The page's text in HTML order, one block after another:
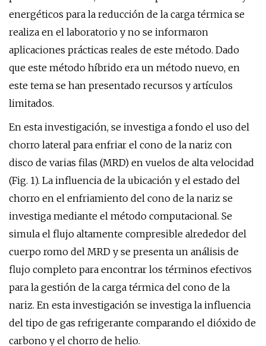
energéticos para la reducción de la carga térmica se
realiza en el laboratorio y no se informaron
aplicaciones prácticas reales de este método. Dado
que este método híbrido era un método nuevo, en
este tema se han presentado recursos y artículos
limitados.
En esta investigación, se investiga a fondo el uso del
chorro lateral para enfriar el cono de la nariz con
disco de varias filas (MRD) en vuelos de alta velocidad
(Fig. 1). La influencia de la ubicación y el estado del
chorro en el enfriamiento del cono de la nariz se
investiga mediante el método computacional. Se
simula el flujo altamente compresible alrededor del
cuerpo romo del MRD y se presenta un análisis de
flujo completo para encontrar los términos efectivos
para la gestión de la carga térmica del cono de la
nariz. En esta investigación se investiga la influencia
del tipo de gas refrigerante comparando el dióxido de
carbono y el chorro de helio.